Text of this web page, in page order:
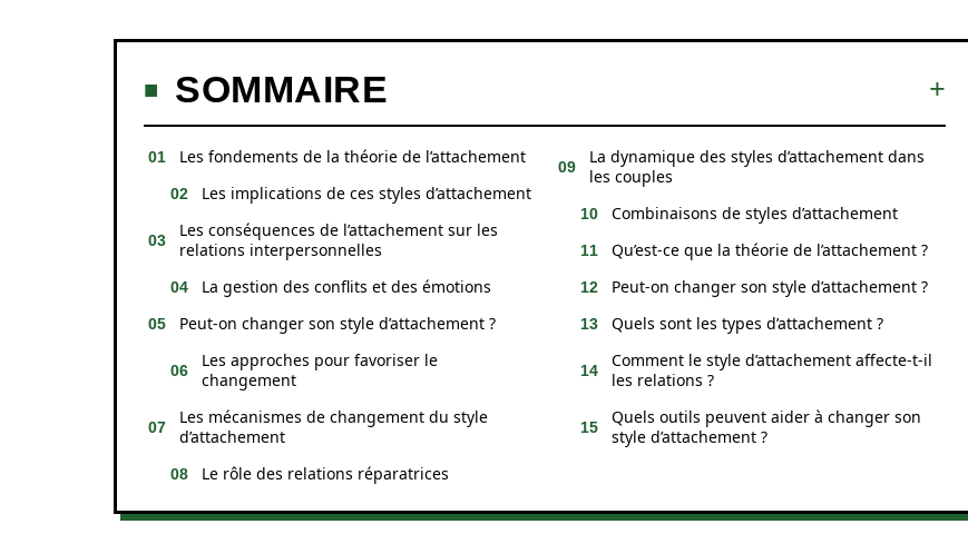
SOMMAIRE
Les fondements de la théorie de l’attachement
Les implications de ces styles d’attachement
Les conséquences de l’attachement sur les
relations interpersonnelles
La gestion des conflits et des émotions
Peut-on changer son style d’attachement ?
Les approches pour favoriser le
changement
Les mécanismes de changement du style
d’attachement
Le rôle des relations réparatrices
La dynamique des styles d’attachement dans
les couples
Combinaisons de styles d’attachement
Qu’est-ce que la théorie de l’attachement ?
Peut-on changer son style d’attachement ?
Quels sont les types d’attachement ?
Comment le style d’attachement affecte-t-il
les relations ?
Quels outils peuvent aider à changer son
style d’attachement ?